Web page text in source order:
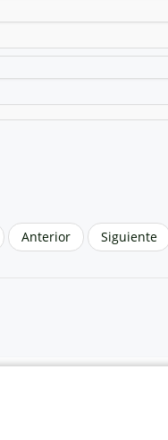
Anterior Siguiente